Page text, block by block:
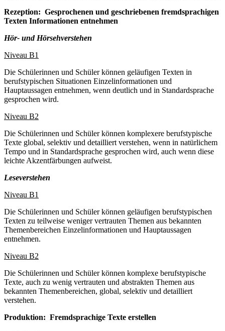
Rezeption: Gesprochenen und geschriebenen fremdsprachigen
Texten Informationen entnehmen
Hör- und Hörsehverstehen
Niveau B1
Die Schülerinnen und Schüler können geläufigen Texten in
berufstypischen Situationen Einzelinformationen und
Hauptaussagen entnehmen, wenn deutlich und in Standard­sprache
gesprochen wird.
Niveau B2
Die Schülerinnen und Schüler können komplexere berufstypische
Texte global, selektiv und detailliert verstehen, wenn in natürlichem
Tempo und in Standardsprache gesprochen wird, auch wenn diese
leichte Akzentfärbungen aufweist.
Leseverstehen
Niveau B1
Die Schülerinnen und Schüler können geläufigen berufstypischen
Texten zu teilweise weniger vertrauten Themen aus bekannten
Themenbereichen Einzelinformationen und Hauptaussagen
entnehmen.
Niveau B2
Die Schülerinnen und Schüler können komplexe berufstypische
Texte, auch zu wenig vertrauten und abstrakten Themen aus
bekannten Themenbereichen, global, selektiv und detailliert
verstehen.
Produktion: Fremdsprachige Texte erstellen